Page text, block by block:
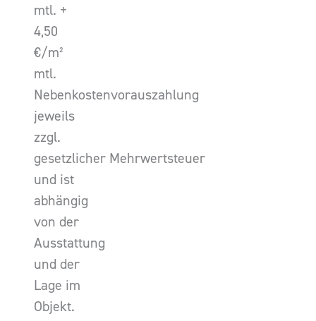
mtl. +
4,50
€/m²
mtl.
Nebenkostenvorauszahlung
jeweils
zzgl.
gesetzlicher Mehrwertsteuer
und ist
abhängig
von der
Ausstattung
und der
Lage im
Objekt.